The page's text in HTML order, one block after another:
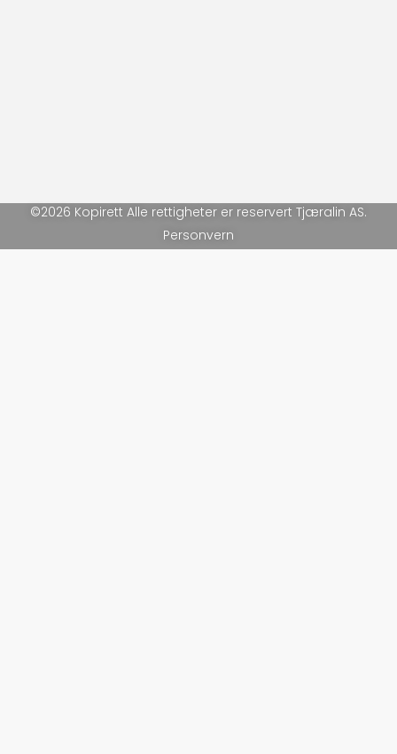
©2026 Kopirett Alle rettigheter er reservert Tjæralin AS.
Personvern